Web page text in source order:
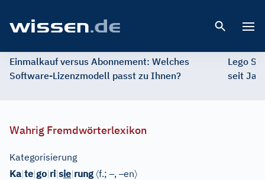
Einmalkauf versus Abonnement: Welches
Software-Lizenzmodell passt zu Ihnen?
Lego
seit
Wahrig Fremdwörterlexikon
Kategorisierung
Ka|te|go|ri|sie|rung 〈f.;–,–en〉